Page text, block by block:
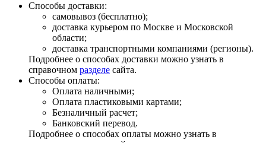
Способы доставки:
самовывоз (бесплатно);
доставка курьером по Москве и Московской
области;
доставка транспортными компаниями (регионы).
Подробнее о способах доставки можно узнать в
справочном разделе сайта.
Способы оплаты:
Оплата наличными;
Оплата пластиковыми картами;
Безналичный расчет;
Банковский перевод.
Подробнее о способах оплаты можно узнать в